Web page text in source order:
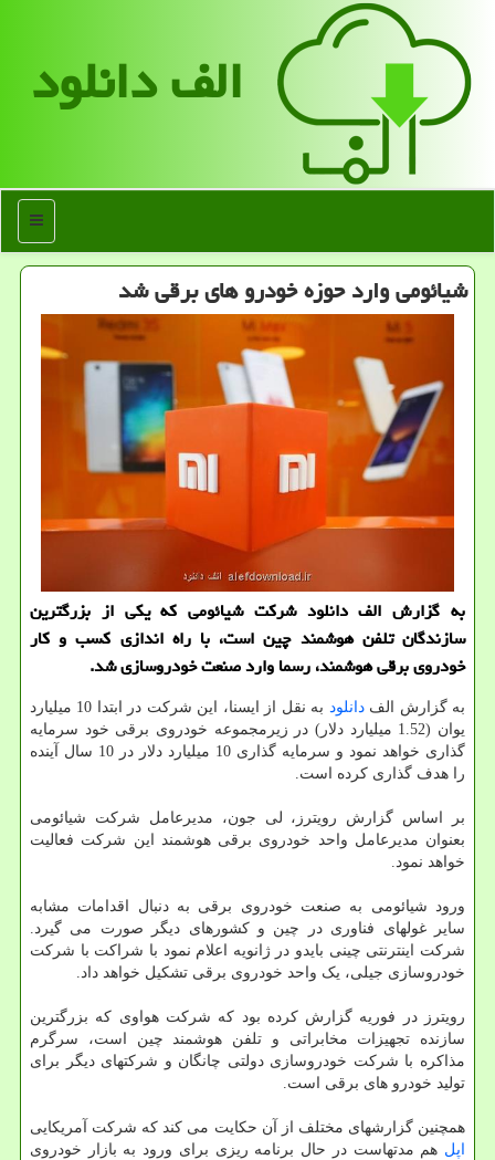
الف دانلود
منو
شیائومی وارد حوزه خودرو های برقی شد
به گزارش الف دانلود شرکت شیائومی که یکی از بزرگترین
سازندگان تلفن هوشمند چین است، با راه اندازی کسب و کار
خودروی برقی هوشمند، رسما وارد صنعت خودروسازی شد.
به گزارش الفدانلود
به نقل از ایسنا، این شرکت در ابتدا 10 میلیارد
یوان (1.52 میلیارد دلار) در زیرمجموعه خودروی برقی خود سرمایه
گذاری خواهد نمود و سرمایه گذاری 10 میلیارد دلار در 10 سال آینده
را هدف گذاری کرده است.
بر اساس گزارش رویترز، لی جون، مدیرعامل شرکت شیائومی
بعنوان مدیرعامل واحد خودروی برقی هوشمند این شرکت فعالیت
خواهد نمود.
ورود شیائومی به صنعت خودروی برقی به دنبال اقدامات مشابه
سایر غولهای فناوری در چین و کشورهای دیگر صورت می گیرد.
شرکت اینترنتی چینی بایدو در ژانویه اعلام نمود با شراکت با شرکت
خودروسازی جیلی، یک واحد خودروی برقی تشکیل خواهد داد.
رویترز در فوریه گزارش کرده بود که شرکت هواوی که بزرگترین
سازنده تجهیزات مخابراتی و تلفن هوشمند چین است، سرگرم
مذاکره با شرکت خودروسازی دولتی چانگان و شرکتهای دیگر برای
تولید خودرو های برقی است.
همچنین گزارشهای مختلف از آن حکایت می کند که شرکت آمریکایی
اپل هم مدتهاست در حال برنامه ریزی برای ورود به بازار خودروی